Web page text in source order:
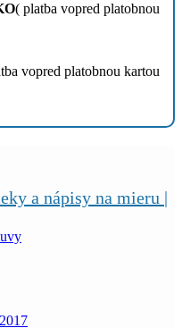
( platba vopred platobnou
vopred platobnou kartou
a nápisy na mieru |